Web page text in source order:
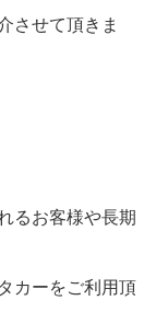
させて頂きま
るお客様や長期
カーをご利用頂